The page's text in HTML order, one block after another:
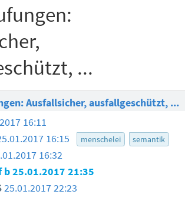
...
Ausfallsicher, ausfallgeschützt, ...
16:11
16:15 menschelei semantik
16:32
b25.01.2017 21:35
25.01.2017 22:23